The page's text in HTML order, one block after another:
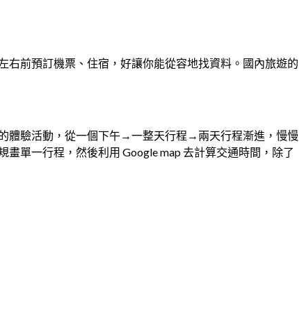
前預訂機票、住宿，好讓你能從容地找資料。國內旅遊的
體驗活動，從一個下午→一整天行程→兩天行程漸進，慢慢
單一行程，然後利用 Google map 去計算交通時間，除了